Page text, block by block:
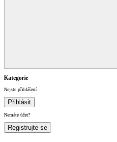
Kategorie
Nejste přihlášení
Přihlásit
Nemáte účet?
Registrujte se